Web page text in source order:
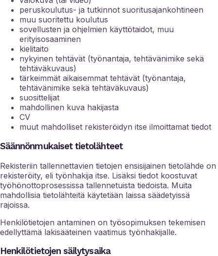
peruskoulutus- ja tutkinnot suoritusajankohtineen
muu suoritettu koulutus
sovellusten ja ohjelmien käyttötaidot, muu
erityisosaaminen
kielitaito
nykyinen tehtävät (työnantaja, tehtävänimike sekä
tehtäväkuvaus)
tärkeimmät aikaisemmat tehtävät (työnantaja,
tehtävänimike sekä tehtäväkuvaus)
suosittelijat
mahdollinen kuva hakijasta
CV
muut mahdolliset rekisteröidyn itse ilmoittamat tiedot
Säännönmukaiset tietolähteet
Rekisteriin tallennettavien tietojen ensisijainen tietolähde on
rekisteröity, eli työnhakija itse. Lisäksi tiedot koostuvat
työhönottoprosessissa tallennetuista tiedoista. Muita
mahdollisia tietolähteitä käytetään laissa säädetyissä
rajoissa.
Henkilötietojen antaminen on työsopimuksen tekemisen
edellyttämä lakisääteinen vaatimus työnhakijalle.
Henkilötietojen säilytysaika